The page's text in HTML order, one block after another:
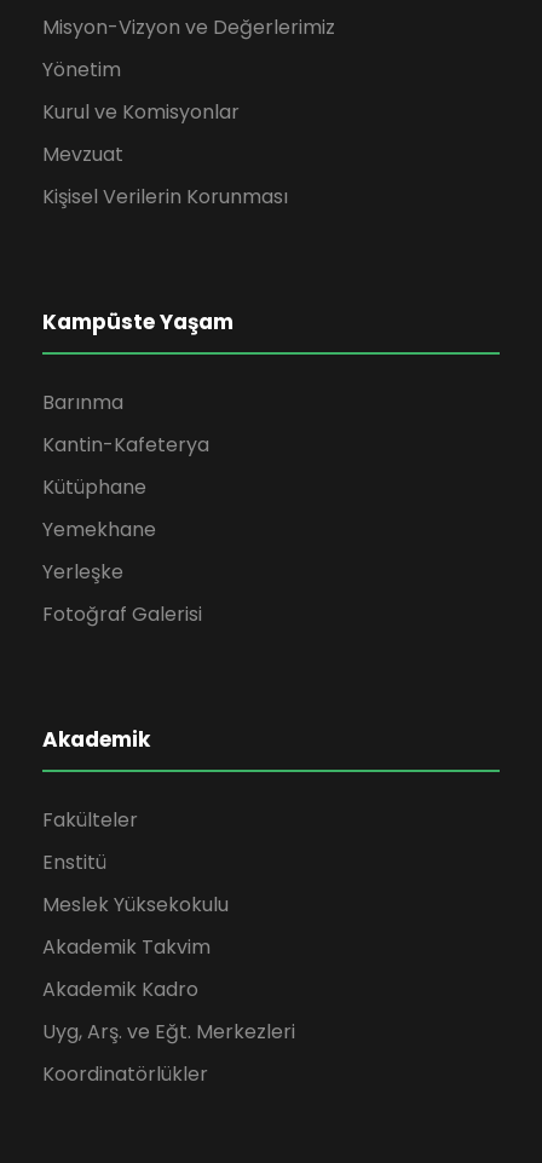
Misyon-Vizyon ve Değerlerimiz
Yönetim
Kurul ve Komisyonlar
Mevzuat
Kişisel Verilerin Korunması
Kampüste Yaşam
Barınma
Kantin-Kafeterya
Kütüphane
Yemekhane
Yerleşke
Fotoğraf Galerisi
Akademik
Fakülteler
Enstitü
Meslek Yüksekokulu
Akademik Takvim
Akademik Kadro
Uyg, Arş. ve Eğt. Merkezleri
Koordinatörlükler